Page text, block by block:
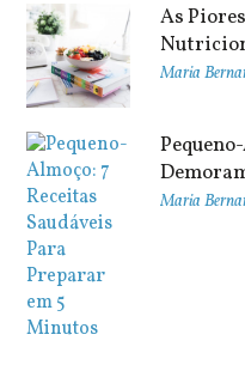
As
Maria
Maria